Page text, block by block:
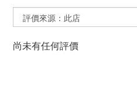
尚未有任何評價